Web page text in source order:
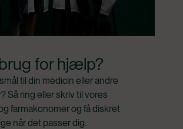
for hjælp?
til din medicin eller andre
Så ring eller skriv til vores
farmakonomer og få diskret
når det passer dig.